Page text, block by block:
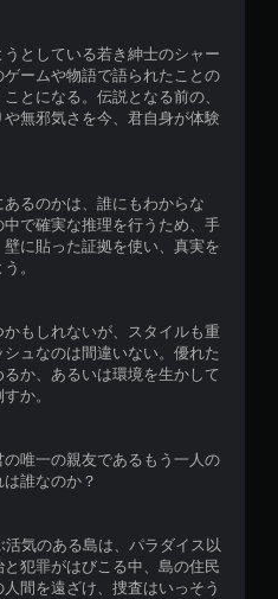
としている若き紳士のシャー
ームや物語で語られたことの
とになる。伝説となる前の、
無邪気さを今、君自身が体験
るのかは、誰にもわからな
で確実な推理を行うため、手
に貼った証拠を使い、真実を
。
もしれないが、スタイルも重
ュなのは間違いない。優れた
か、あるいは環境を生かして
か。
唯一の親友であるもう一人の
誰なのか？
気のある島は、パラダイス以
犯罪がはびこる中、島の住民
間を遠ざけ、捜査はいっそう